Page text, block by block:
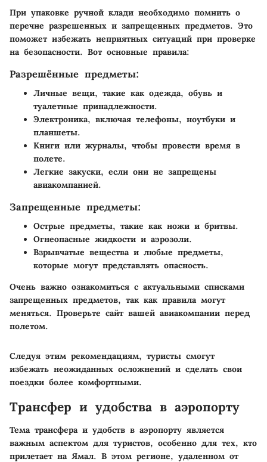
При упаковке ручной клади необходимо помнить о
перечне разрешенных и запрещенных предметов. Это
поможет избежать неприятных ситуаций при проверке
на безопасности. Вот основные правила:
Разрешённые предметы:
Личные вещи, такие как одежда, обувь и
туалетные принадлежности.
Электроника, включая телефоны, ноутбуки и
планшеты.
Книги или журналы, чтобы провести время в
полете.
Легкие закуски, если они не запрещены
авиакомпанией.
Запрещенные предметы:
Острые предметы, такие как ножи и бритвы.
Огнеопасные жидкости и аэрозоли.
Взрывчатые вещества и любые предметы,
которые могут представлять опасность.
Очень важно ознакомиться с актуальными списками
запрещенных предметов, так как правила могут
меняться. Проверьте сайт вашей авиакомпании перед
полетом.
Следуя этим рекомендациям, туристы смогут
избежать неожиданных осложнений и сделать свои
поездки более комфортными.
Трансфер и удобства в аэропорту
Тема трансфера и удобств в аэропорту является
важным аспектом для туристов, особенно для тех, кто
прилетает на Ямал. В этом регионе, удаленном от